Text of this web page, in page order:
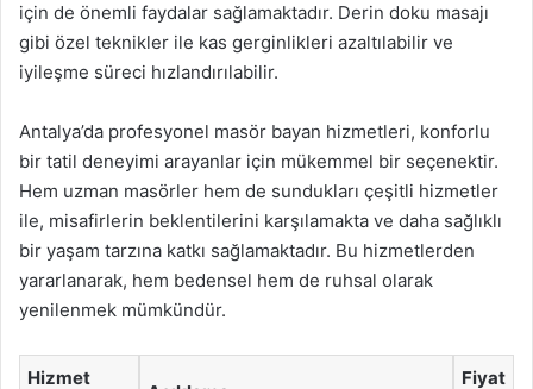
için de önemli faydalar sağlamaktadır. Derin doku masajı
gibi özel teknikler ile kas gerginlikleri azaltılabilir ve
iyileşme süreci hızlandırılabilir.
Antalya’da profesyonel masör bayan hizmetleri, konforlu
bir tatil deneyimi arayanlar için mükemmel bir seçenektir.
Hem uzman masörler hem de sundukları çeşitli hizmetler
ile, misafirlerin beklentilerini karşılamakta ve daha sağlıklı
bir yaşam tarzına katkı sağlamaktadır. Bu hizmetlerden
yararlanarak, hem bedensel hem de ruhsal olarak
yenilenmek mümkündür.
Hizmet
Fiyat